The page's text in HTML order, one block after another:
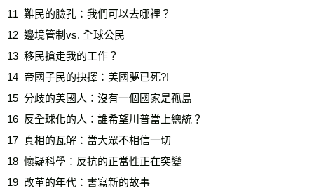
11  難民的臉孔：我們可以去哪裡？
12  邊境管制vs. 全球公民
13  移民搶走我的工作？
14  帝國子民的抉擇：美國夢已死?!
15  分歧的美國人：沒有一個國家是孤島
16  反全球化的人：誰希望川普當上總統？
17  真相的瓦解：當大眾不相信一切
18  懷疑科學：反抗的正當性正在突變
19  改革的年代：書寫新的故事